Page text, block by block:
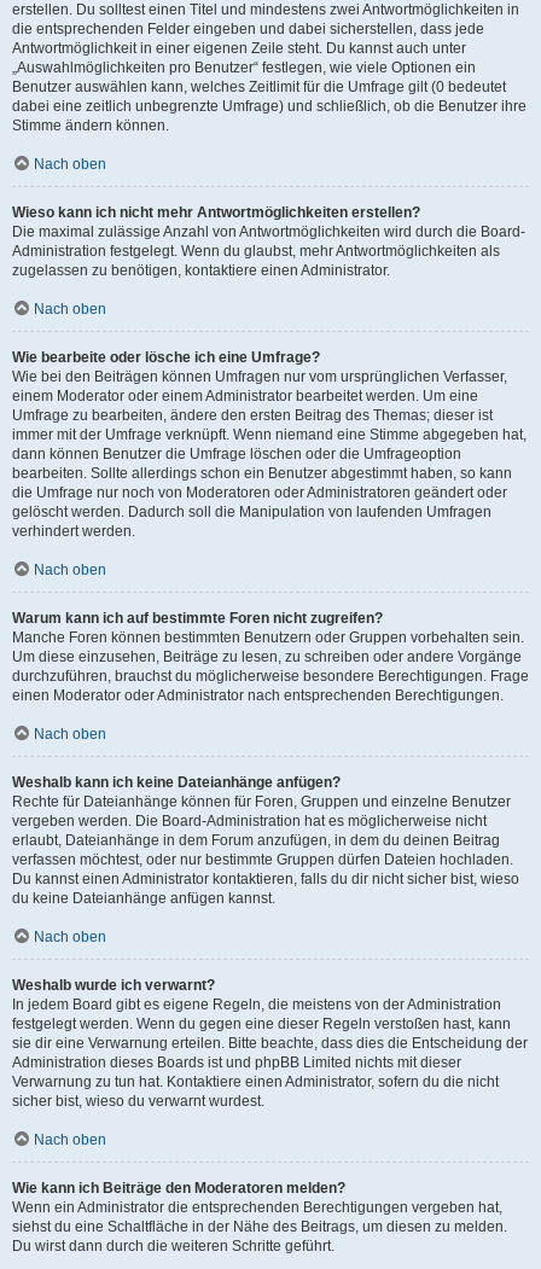
erstellen. Du solltest einen Titel und mindestens zwei Antwortmöglichkeiten in
die entsprechenden Felder eingeben und dabei sicherstellen, dass jede
Antwortmöglichkeit in einer eigenen Zeile steht. Du kannst auch unter
„Auswahlmöglichkeiten pro Benutzer“ festlegen, wie viele Optionen ein
Benutzer auswählen kann, welches Zeitlimit für die Umfrage gilt (0 bedeutet
dabei eine zeitlich unbegrenzte Umfrage) und schließlich, ob die Benutzer ihre
Stimme ändern können.
Nach oben
Wieso kann ich nicht mehr Antwortmöglichkeiten erstellen?
Die maximal zulässige Anzahl von Antwortmöglichkeiten wird durch die Board-
Administration festgelegt. Wenn du glaubst, mehr Antwortmöglichkeiten als
zugelassen zu benötigen, kontaktiere einen Administrator.
Nach oben
Wie bearbeite oder lösche ich eine Umfrage?
Wie bei den Beiträgen können Umfragen nur vom ursprünglichen Verfasser,
einem Moderator oder einem Administrator bearbeitet werden. Um eine
Umfrage zu bearbeiten, ändere den ersten Beitrag des Themas; dieser ist
immer mit der Umfrage verknüpft. Wenn niemand eine Stimme abgegeben hat,
dann können Benutzer die Umfrage löschen oder die Umfrageoption
bearbeiten. Sollte allerdings schon ein Benutzer abgestimmt haben, so kann
die Umfrage nur noch von Moderatoren oder Administratoren geändert oder
gelöscht werden. Dadurch soll die Manipulation von laufenden Umfragen
verhindert werden.
Nach oben
Warum kann ich auf bestimmte Foren nicht zugreifen?
Manche Foren können bestimmten Benutzern oder Gruppen vorbehalten sein.
Um diese einzusehen, Beiträge zu lesen, zu schreiben oder andere Vorgänge
durchzuführen, brauchst du möglicherweise besondere Berechtigungen. Frage
einen Moderator oder Administrator nach entsprechenden Berechtigungen.
Nach oben
Weshalb kann ich keine Dateianhänge anfügen?
Rechte für Dateianhänge können für Foren, Gruppen und einzelne Benutzer
vergeben werden. Die Board-Administration hat es möglicherweise nicht
erlaubt, Dateianhänge in dem Forum anzufügen, in dem du deinen Beitrag
verfassen möchtest, oder nur bestimmte Gruppen dürfen Dateien hochladen.
Du kannst einen Administrator kontaktieren, falls du dir nicht sicher bist, wieso
du keine Dateianhänge anfügen kannst.
Nach oben
Weshalb wurde ich verwarnt?
In jedem Board gibt es eigene Regeln, die meistens von der Administration
festgelegt werden. Wenn du gegen eine dieser Regeln verstoßen hast, kann
sie dir eine Verwarnung erteilen. Bitte beachte, dass dies die Entscheidung der
Administration dieses Boards ist und phpBB Limited nichts mit dieser
Verwarnung zu tun hat. Kontaktiere einen Administrator, sofern du die nicht
sicher bist, wieso du verwarnt wurdest.
Nach oben
Wie kann ich Beiträge den Moderatoren melden?
Wenn ein Administrator die entsprechenden Berechtigungen vergeben hat,
siehst du eine Schaltfläche in der Nähe des Beitrags, um diesen zu melden.
Du wirst dann durch die weiteren Schritte geführt.